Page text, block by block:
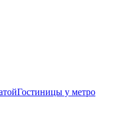
Гостиницы у метро